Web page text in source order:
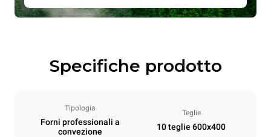
Specifiche prodotto
Tipologia
Forni professionali a
convezione
Teglie
10 teglie 600x400